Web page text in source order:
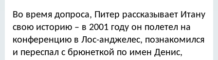
Во время допроса, Питер рассказывает Итану
свою историю – в 2001 году он полетел на
конференцию в Лос-анджелес, познакомился
и переспал с брюнеткой по имен Денис,